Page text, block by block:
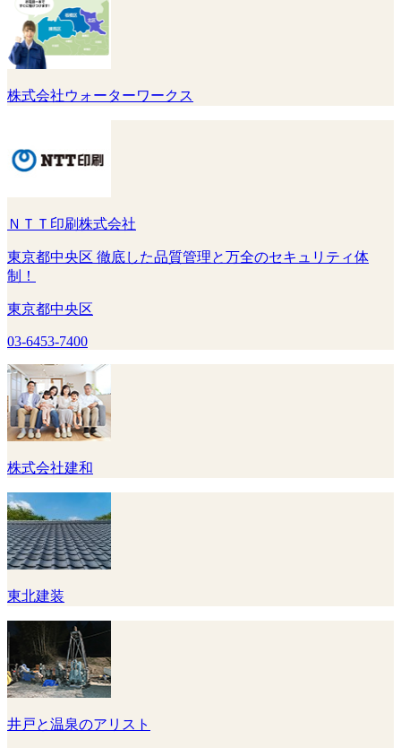
株式会社ウォーターワークス
ＮＴＴ印刷株式会社
東京都中央区 徹底した品質管理と万全のセキュリティ体
制！
東京都中央区
03-6453-7400
株式会社建和
東北建装
井戸と温泉のアリスト